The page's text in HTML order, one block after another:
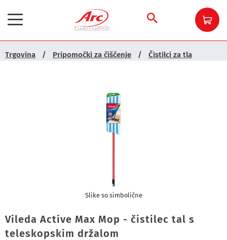
Trgovina / Pripomočki za čiščenje / Čistilci za tla
Slike so simbolične
Vileda Active Max Mop - čistilec tal s
teleskopskim držalom